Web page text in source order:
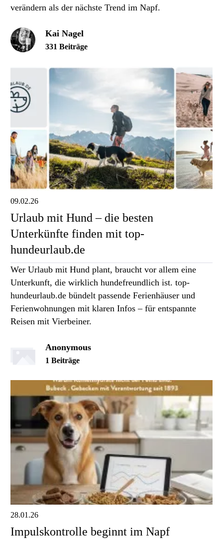
verändern als der nächste Trend im Napf.
Kai Nagel
331 Beiträge
09.02.26
Urlaub mit Hund – die besten
Unterkünfte finden mit top-
hundeurlaub.de
Wer Urlaub mit Hund plant, braucht vor allem eine
Unterkunft, die wirklich hundefreundlich ist. top-
hundeurlaub.de bündelt passende Ferienhäuser und
Ferienwohnungen mit klaren Infos – für entspannte
Reisen mit Vierbeiner.
Anonymous
1 Beiträge
28.01.26
Impulskontrolle beginnt im Napf